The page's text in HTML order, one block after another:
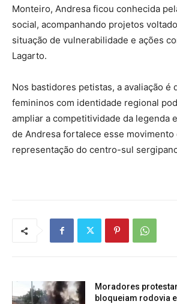
Monteiro, Andresa ficou conhecida
social, acompanhando projetos
situação de vulnerabilidade e ações
Lagarto.
Nos bastidores petistas, a avaliação é
femininos com identidade regional
ampliar a competitividade da legenda
de Andresa fortalece esse movimento
representação do centro-sul
Moradores
bloqueiam rodovia